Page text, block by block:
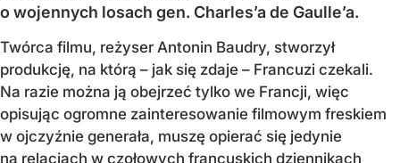
o wojennych losach gen. Charles’a de Gaulle’a.
Twórca filmu, reżyser Antonin Baudry, stworzył
produkcję, na którą – jak się zdaje – Francuzi czekali.
Na razie można ją obejrzeć tylko we Francji, więc
opisując ogromne zainteresowanie filmowym freskiem
w ojczyźnie generała, muszę opierać się jedynie
na relacjach w czołowych francuskich dziennikach